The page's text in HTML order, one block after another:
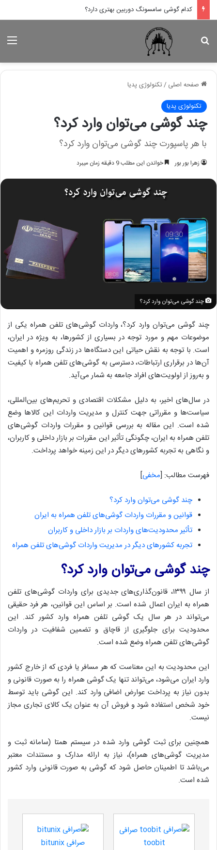
کدام لپ تاپ اپل بهتر است؟
جستجو برای
صفحه اصلی /تکنولوژی پدیا
تکنولوژی پدیا
چند گوشی می‌توان وارد کرد؟
با هر پاسپورت چند گوشی می‌توان وارد کرد؟
زهرا بور بور خواندن این مطلب 9 دقیقه زمان میبرد
چند گوشی می‌توان وارد کرد؟
چند گوشی می‌توان وارد کرد؟، واردات گوشی‌های تلفن همراه یکی از
موضوعات مهم و مورد توجه در بسیاری از کشورها، به ویژه در ایران،
است. با توجه به نقش حیاتی این دستگاه‌ها در زندگی روزمره و اهمیت
آن‌ها در برقراری ارتباطات، دسترسی به گوشی‌های تلفن همراه با کیفیت
و به‌روز از اولویت‌های افراد جامعه به شمار می‌آید.
در سال‌های اخیر، به دلیل مشکلات اقتصادی و تحریم‌های بین‌المللی،
سیاست‌ها و مقرراتی جهت کنترل و مدیریت واردات این کالاها وضع
شده است. این مقاله به بررسی قوانین و مقررات واردات گوشی‌های
تلفن همراه به ایران، چگونگی تأثیر این مقررات بر بازار داخلی و کاربران،
و نگاهی به تجربه کشورهای دیگر در این زمینه خواهد پرداخت.
فهرست مطالب: [مخفی]
چند گوشی می‌توان وارد کرد؟
قوانین و مقررات واردات گوشی‌های تلفن همراه به ایران
تأثیر محدودیت‌های واردات بر بازار داخلی و کاربران
تجربه کشورهای دیگر در مدیریت واردات گوشی‌های تلفن همراه
چند گوشی می‌توان وارد کرد؟
از سال ۱۳۹۹، قانون‌گذاری‌های جدیدی برای واردات گوشی‌های تلفن
همراه به ایران اعمال شده است. بر اساس این قوانین، هر فرد حقیقی
می‌تواند در هر سال یک گوشی تلفن همراه وارد کشور کند. این
محدودیت برای جلوگیری از قاچاق و تضمین شفافیت در واردات
گوشی‌های تلفن همراه وضع شده است.
این محدودیت به این معناست که هر مسافر یا فردی که از خارج کشور
وارد ایران می‌شود، می‌تواند تنها یک گوشی همراه را به صورت قانونی و
بدون نیاز به پرداخت عوارض اضافی وارد کند. این گوشی باید توسط
خود شخص استفاده شود و فروش آن به عنوان یک کالای تجاری مجاز
نیست.
همچنین برای ثبت گوشی وارد شده در سیستم همتا (سامانه ثبت و
مدیریت گوشی‌های همراه)، نیاز به ارائه مدارک و مستندات معتبر
می‌باشد تا اطمینان حاصل شود که گوشی به صورت قانونی وارد کشور
شده است.
صرافی
toobit
صرافی bitunix